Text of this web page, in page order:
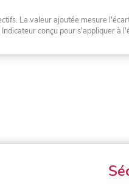
La valeur ajoutée mesure
conçu pour s'appliquer